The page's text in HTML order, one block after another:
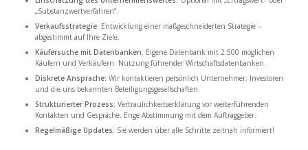
„Substanzwertverfahren“.
Verkaufsstrategie: Entwicklung einer maßgeschneiderten Strategie –
abgestimmt auf Ihre Ziele.
Käufersuche mit Datenbanken: Eigene Datenbank mit 2.500 möglichen
Käufern und Verkäufern. Nutzung führender Wirtschaftsdatenbanken.
Diskrete Ansprache: Wir kontaktieren persönlich Unternehmer, Investoren
und die uns bekannten Beteiligungsgesellschaften.
Strukturierter Prozess: Vertraulichkeitserklärung vor weiterführenden
Kontakten und Gespräche. Enge Abstimmung mit dem Auftraggeber.
Regelmäßige Updates: Sie werden über alle Schritte zeitnah informiert!